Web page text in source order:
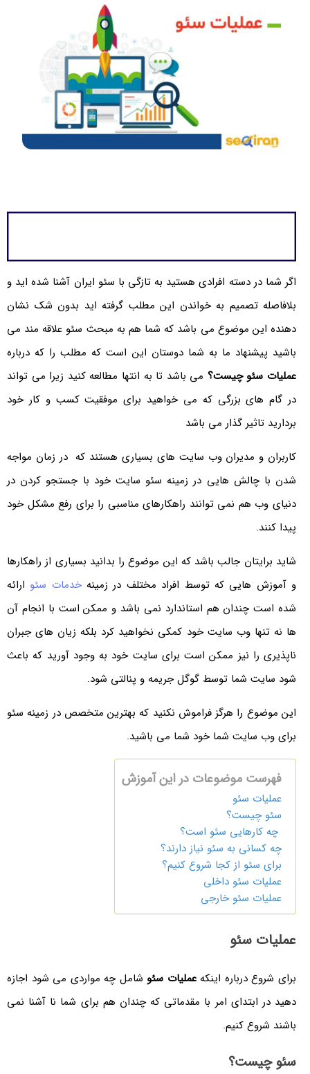
اگر شما در دسته افرادی هستید به تازگی با سئو ایران آشنا شده اید و
بلافاصله تصمیم به خواندن این مطلب گرفته اید بدون شک نشان
دهنده این موضوع می باشد که شما هم به مبحث سئو علاقه مند می
باشید پیشنهاد ما به شما دوستان این است که مطلب را که درباره
عملیات سئو چیست؟می باشد تا به انتها مطالعه کنید زیرا می تواند
در گام های بزرگی که می خواهید برای موفقیت کسب و کار خود
بردارید تاثیر گذار می باشد
کاربران و مدیران وب سایت های بسیاری هستند که در زمان مواجه
شدن با چالش هایی در زمینه سئو سایت خود با جستجو کردن در
دنیای وب هم نمی توانند راهکارهای مناسبی را برای رفع مشکل خود
پیدا کنند.
شاید برایتان جالب باشد که این موضوع را بدانید بسیاری از راهکارها
و آموزش هایی که توسط افراد مختلف در زمینه خدمات سئوارائه
شده است چندان هم استاندارد نمی باشد و ممکن است با انجام آن
ها نه تنها وب سایت خود کمکی نخواهید کرد بلکه زیان های جبران
ناپذیری را نیز ممکن است برای سایت خود به وجود آورید که باعث
شود سایت شما توسط گوگل جریمه و پنالتی شود.
این موضوع را هرگز فراموش نکنید که بهترین متخصص در زمینه سئو
برای وب سایت شما خود شما می باشید.
فهرست موضوعات در این آموزش
عملیات سئو
سئو چیست؟
چه ‌کارهایی سئو است؟
چه کسانی به سئو نیاز دارند؟
برای سئو از کجا شروع کنیم؟
عملیات سئو داخلی
عملیات سئو خارجی
عملیات سئو
برای شروع درباره اینکهعملیات سئوشامل چه مواردی می شود اجازه
دهید در ابتدای امر با مقدماتی که چندان هم برای شما نا آشنا نمی
باشند شروع کنیم.
سئو چیست؟